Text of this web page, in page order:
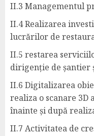
II.3 Managementul
II.4 Realizarea
lucrărilor de
II.5 restarea
dirigenție de șantier
II.6 Digitalizarea
realiza o scanare
înainte și după
II.7 Activitatea de